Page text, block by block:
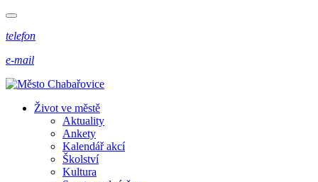
telefon
e-mail
Život ve městě
Aktuality
Ankety
Kalendář akcí
Školství
Kultura